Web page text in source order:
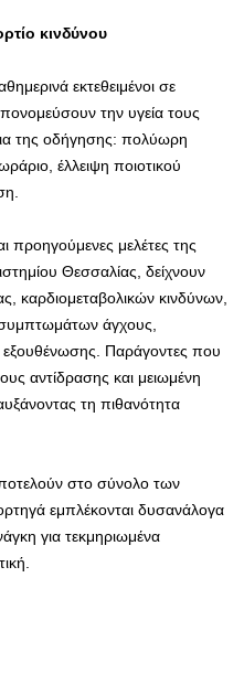
κινδύνου
εκτεθειμένοι σε
την υγεία τους
της οδήγησης: πολύωρη
έλλειψη ποιοτικού
προηγούμενες μελέτες της
Θεσσαλίας, δείχνουν
καρδιομεταβολικών κινδύνων,
άγχους,
εξουθένωσης. Παράγοντες που
αντίδρασης και μειωμένη
τη πιθανότητα
στο σύνολο των
εμπλέκονται δυσανάλογα
για τεκμηριωμένα